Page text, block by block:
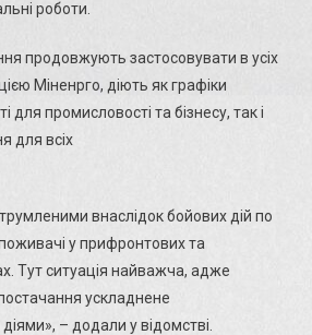
роботи.
продовжують застосовувати в усіх
Міненрго, діють як графіки
промисловості та бізнесу, так і
для всіх
внаслідок бойових дій по
у прифронтових та
Тут ситуація найважча, адже
ускладнене
– додали у відомстві.